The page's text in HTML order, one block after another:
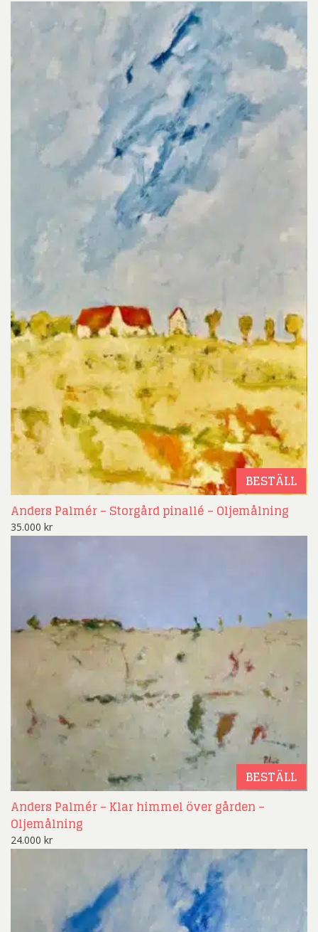
BESTÄLL
Anders Palmér – Storgård pinallé – Oljemålning
35.000 kr
BESTÄLL
Anders Palmér – Klar himmel över gården –
Oljemålning
24.000 kr